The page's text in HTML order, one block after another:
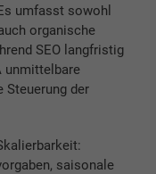
umfasst sowohl
organische
SEO langfristig
unmittelbare
Steuerung der
saisonale